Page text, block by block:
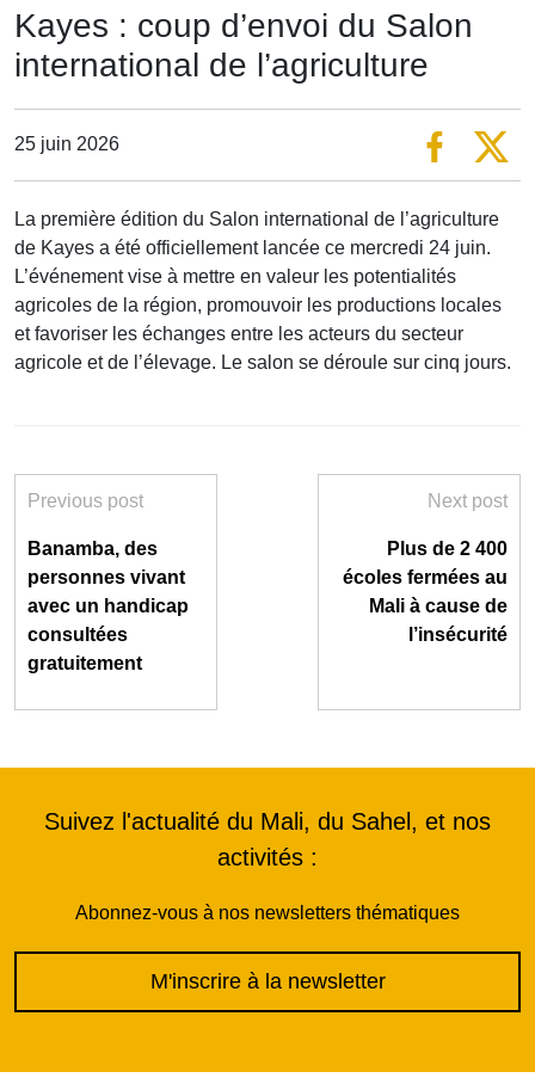
Kayes : coup d’envoi du Salon
international de l’agriculture
25 juin 2026
La première édition du Salon international de l’agriculture
de Kayes a été officiellement lancée ce mercredi 24 juin.
L’événement vise à mettre en valeur les potentialités
agricoles de la région, promouvoir les productions locales
et favoriser les échanges entre les acteurs du secteur
agricole et de l’élevage. Le salon se déroule sur cinq jours.
Previous post
Banamba, des
personnes vivant
avec un handicap
consultées
gratuitement
Next post
Plus de 2 400
écoles fermées au
Mali à cause de
l’insécurité
Suivez l'actualité du Mali, du Sahel, et nos
activités :
Abonnez-vous à nos newsletters thématiques
M'inscrire à la newsletter